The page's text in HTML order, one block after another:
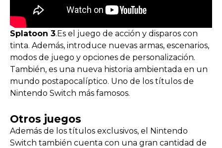
Splatoon 3.Es el juego de acción y disparos con
tinta. Además, introduce nuevas armas, escenarios,
modos de juego y opciones de personalización.
También, es una nueva historia ambientada en un
mundo postapocalíptico. Uno de los títulos de
Nintendo Switch más famosos.
Otros juegos
Además de los títulos exclusivos, el Nintendo
Switch también cuenta con una gran cantidad de